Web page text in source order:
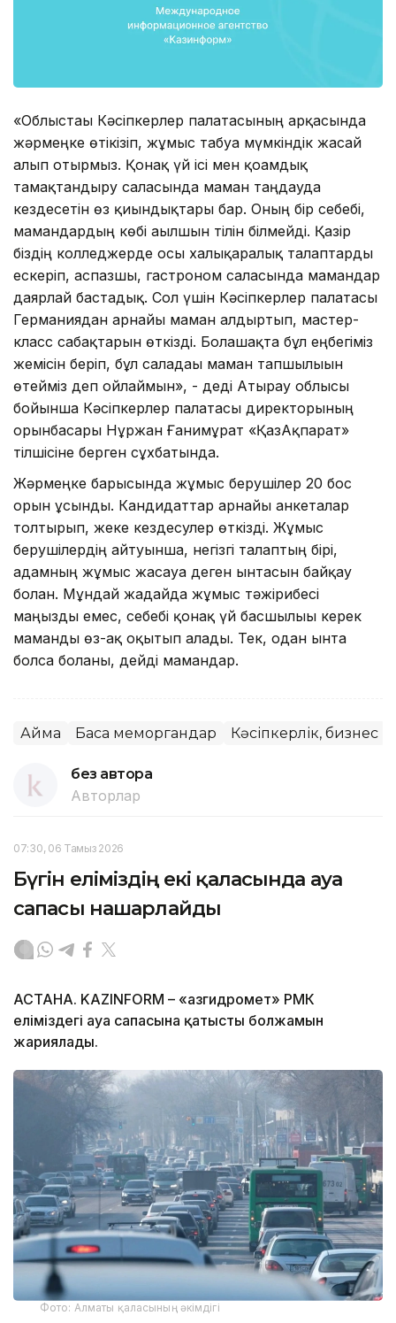
«Облыстағы Кәсіпкерлер палатасының арқасында
жәрмеңке өтікізіп, жұмыс табуға мүмкіндік жасай
алып отырмыз. Қонақ үй ісі мен қоғамдық
тамақтандыру саласында маман таңдауда
кездесетін өз қиындықтары бар. Оның бір себебі,
мамандардың көбі ағылшын тілін білмейді. Қазір
біздің колледжерде осы халықаралық талаптарды
ескеріп, аспазшы, гастроном саласында мамандар
даярлай бастадық. Сол үшін Кәсіпкерлер палатасы
Германиядан арнайы маман алдыртып, мастер-
класс сабақтарын өткізді. Болашақта бұл еңбегіміз
жемісін беріп, бұл саладағы маман тапшылығын
өтейміз деп ойлаймын», - деді Атырау облысы
бойынша Кәсіпкерлер палатасы директорының
орынбасары Нұржан Ғанимұрат «ҚазАқпарат»
тілшісіне берген сұхбатында.
Жәрмеңке барысында жұмыс берушілер 20 бос
орын ұсынды. Кандидаттар арнайы анкеталар
толтырып, жеке кездесулер өткізді. Жұмыс
берушілердің айтуынша, негізгі талаптың бірі,
адамның жұмыс жасауға деген ынтасын байқау
болған. Мұндай жағдайда жұмыс тәжірибесі
маңызды емес, себебі қонақ үй басшылығы керек
маманды өз-ақ оқытып алады. Тек, одан ынта
болса болғаны, дейді мамандар.
Аймақ Басқа меморгандар Кәсіпкерлік, бизнес
без автора
Авторлар
07:30, 06 Тамыз 2026
Бүгін еліміздің екі қаласында ауа
сапасы нашарлайды
АСТАНА. KAZINFORM – «Қазгидромет» РМК
еліміздегі ауа сапасына қатысты болжамын
жариялады.
Фото: Алматы қаласының әкімдігі